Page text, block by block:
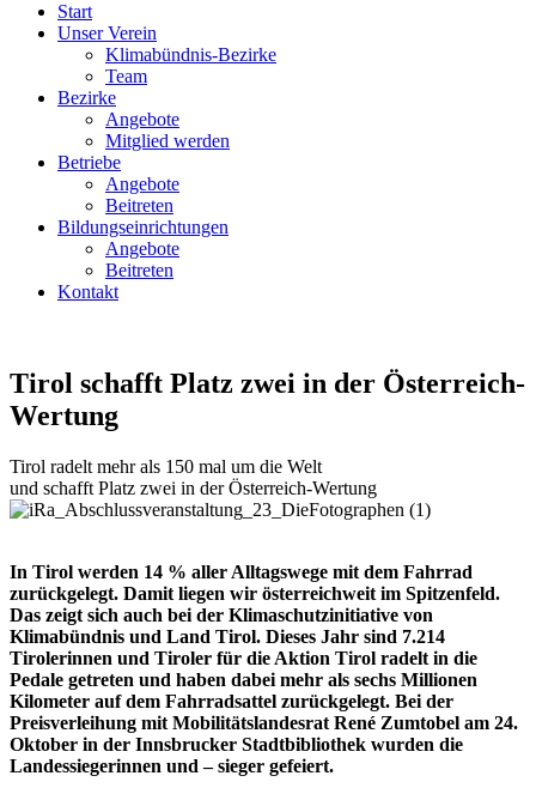
Start
Unser Verein
Klimabündnis-Bezirke
Team
Bezirke
Angebote
Mitglied werden
Betriebe
Angebote
Beitreten
Bildungseinrichtungen
Angebote
Beitreten
Kontakt
Tirol schafft Platz zwei in der Österreich-
Wertung
Tirol radelt mehr als 150 mal um die Welt
und schafft Platz zwei in der Österreich-Wertung
In Tirol werden 14 % aller Alltagswege mit dem Fahrrad
zurückgelegt. Damit liegen wir österreichweit im Spitzenfeld.
Das zeigt sich auch bei der Klimaschutzinitiative von
Klimabündnis und Land Tirol. Dieses Jahr sind 7.214
Tirolerinnen und Tiroler für die Aktion Tirol radelt in die
Pedale getreten und haben dabei mehr als sechs Millionen
Kilometer auf dem Fahrradsattel zurückgelegt. Bei der
Preisverleihung mit Mobilitätslandesrat René Zumtobel am 24.
Oktober in der Innsbrucker Stadtbibliothek wurden die
Landessiegerinnen und –sieger gefeiert.